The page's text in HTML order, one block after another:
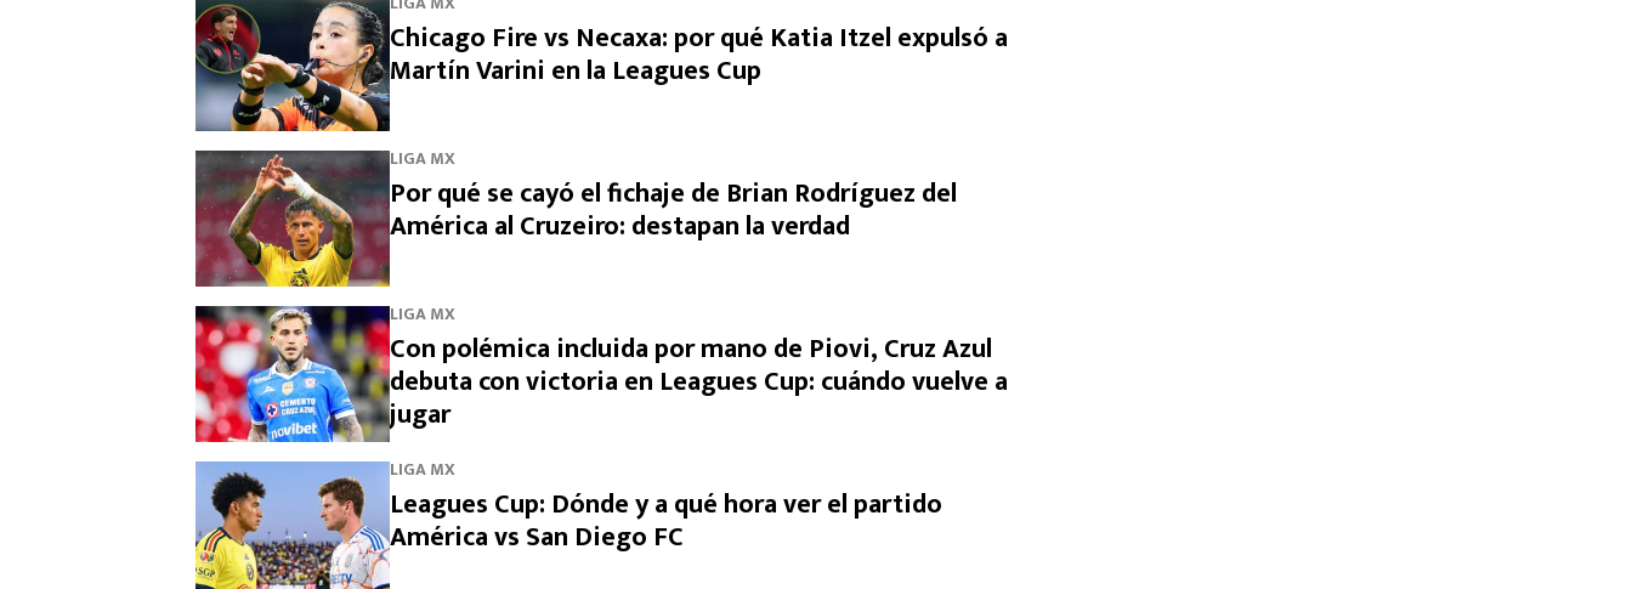
Chicago Fire vs Necaxa: por qué Katia Itzel expulsó a
Martín Varini en la Leagues Cup
LIGA MX
Por qué se cayó el fichaje de Brian Rodríguez del
América al Cruzeiro: destapan la verdad
LIGA MX
Con polémica incluida por mano de Piovi, Cruz Azul
debuta con victoria en Leagues Cup: cuándo vuelve a
jugar
LIGA MX
Leagues Cup: Dónde y a qué hora ver el partido
América vs San Diego FC